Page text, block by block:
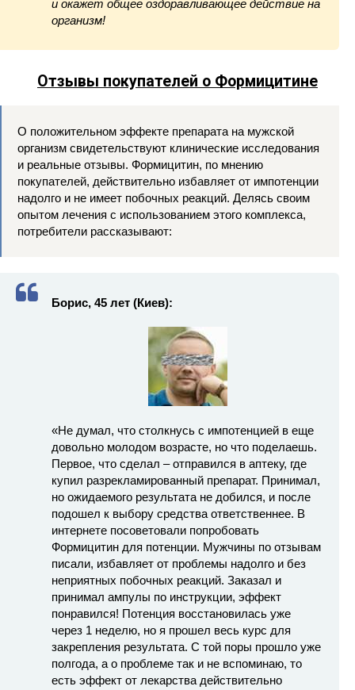
и окажет общее оздоравливающее действие на
организм!
Отзывы покупателей о Формицитине
О положительном эффекте препарата на мужской
организм свидетельствуют клинические исследования
и реальные отзывы. Формицитин, по мнению
покупателей, действительно избавляет от импотенции
надолго и не имеет побочных реакций. Делясь своим
опытом лечения с использованием этого комплекса,
потребители рассказывают:
Борис, 45 лет (Киев):
«Не думал, что столкнусь с импотенцией в еще
довольно молодом возрасте, но что поделаешь.
Первое, что сделал – отправился в аптеку, где
купил разрекламированный препарат. Принимал,
но ожидаемого результата не добился, и после
подошел к выбору средства ответственнее. В
интернете посоветовали попробовать
Формицитин для потенции. Мужчины по отзывам
писали, избавляет от проблемы надолго и без
неприятных побочных реакций. Заказал и
принимал ампулы по инструкции, эффект
понравился! Потенция восстановилась уже
через 1 неделю, но я прошел весь курс для
закрепления результата. С той поры прошло уже
полгода, а о проблеме так и не вспоминаю, то
есть эффект от лекарства действительно